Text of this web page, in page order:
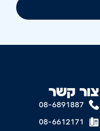
צור קשר
08-6891887
08-6612171